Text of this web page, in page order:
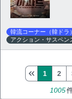
韓流コーナー（韓ドラ）
アクション・サスペン
1005
1 2